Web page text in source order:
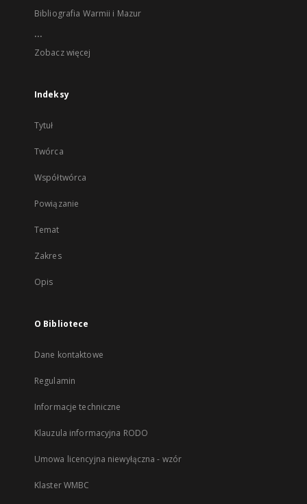
Bibliografia Warmii i Mazur
...
Zobacz więcej
Indeksy
Tytuł
Twórca
Współtwórca
Powiązanie
Temat
Zakres
Opis
O Bibliotece
Dane kontaktowe
Regulamin
Informacje techniczne
Klauzula informacyjna RODO
Umowa licencyjna niewyłączna - wzór
Klaster WMBC